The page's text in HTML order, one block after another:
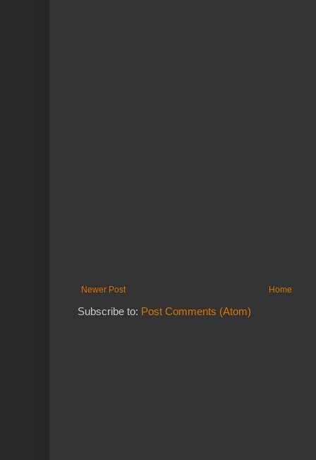
Newer Post Home
Subscribe to: Post Comments (Atom)